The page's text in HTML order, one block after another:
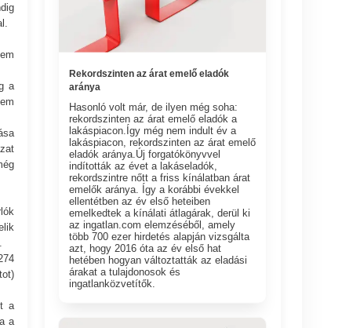
a
a
a
Rekordszinten az árat emelő eladók
aránya
Hasonló volt már, de ilyen még soha:
rekordszinten az árat emelő eladók a
lakáspiacon.Így még nem indult év a
lakáspiacon, rekordszinten az árat emelő
eladók aránya.Új forgatókönyvvel
indították az évet a lakáseladók,
rekordszintre nőtt a friss kínálatban árat
emelők aránya. Így a korábbi évekkel
ellentétben az év első heteiben
emelkedtek a kínálati átlagárak, derül ki
az ingatlan.com elemzéséből, amely
több 700 ezer hirdetés alapján vizsgálta
azt, hogy 2016 óta az év első hat
hetében hogyan változtatták az eladási
árakat a tulajdonosok és
ingatlanközvetítők.